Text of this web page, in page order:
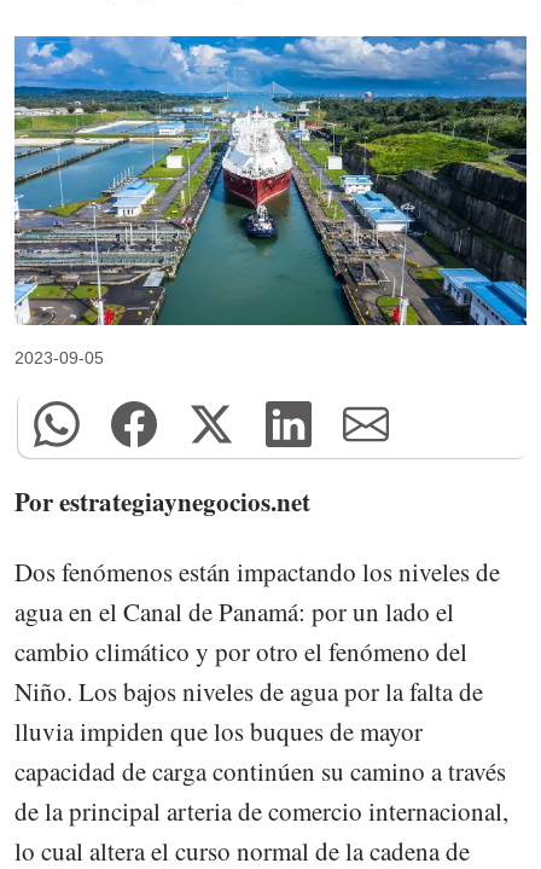
2023-09-05
Por estrategiaynegocios.net
Dos fenómenos están impactando los niveles de
agua en el Canal de Panamá: por un lado el
cambio climático y por otro el fenómeno del
Niño. Los bajos niveles de agua por la falta de
lluvia impiden que los buques de mayor
capacidad de carga continúen su camino a través
de la principal arteria de comercio internacional,
lo cual altera el curso normal de la cadena de